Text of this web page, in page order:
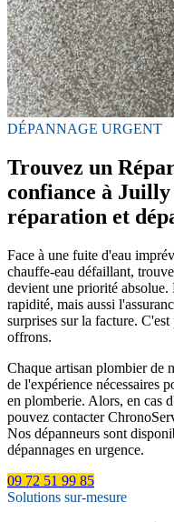
DÉPANNAGE URGENT
Trouvez un
confiance à
réparation et
Face à une fuite d'eau
chauffe-eau défaillant,
devient une priorité absolue.
rapidité, mais aussi
surprises sur la facture.
offrons.
Chaque artisan plombier de
de l'expérience nécessaires
en plomberie. Alors, en cas
pouvez contacter
Nos dépanneurs sont
dépannages en urgence.
09 72 51 99 85
Solutions sur-mesure